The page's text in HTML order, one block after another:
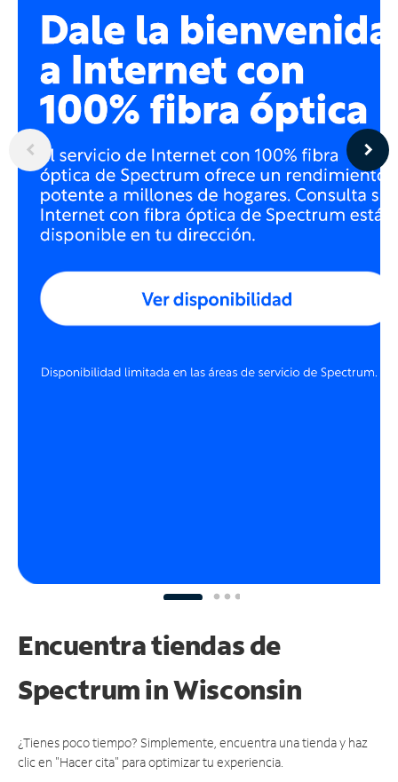
Encuentra tiendas de
Spectrumin Wisconsin
¿Tienes poco tiempo? Simplemente, encuentra una tienda y haz
clic en "Hacer cita" para optimizar tu experiencia.